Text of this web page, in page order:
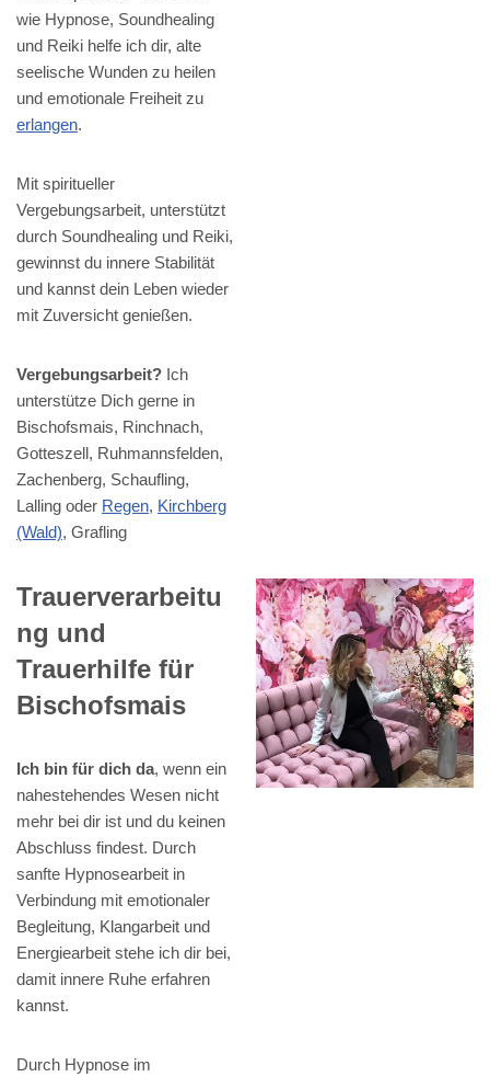
wie Hypnose, Soundhealing
und Reiki helfe ich dir, alte
seelische Wunden zu heilen
und emotionale Freiheit zu
erlangen.
Mit spiritueller
Vergebungsarbeit, unterstützt
durch Soundhealing und Reiki,
gewinnst du innere Stabilität
und kannst dein Leben wieder
mit Zuversicht genießen.
Vergebungsarbeit? Ich
unterstütze Dich gerne in
Bischofsmais, Rinchnach,
Gotteszell, Ruhmannsfelden,
Zachenberg, Schaufling,
Lalling oder Regen, Kirchberg
(Wald), Grafling
Trauerverarbeitu
ng und
Trauerhilfe für
Bischofsmais
Ich bin für dich da, wenn ein
nahestehendes Wesen nicht
mehr bei dir ist und du keinen
Abschluss findest. Durch
sanfte Hypnosearbeit in
Verbindung mit emotionaler
Begleitung, Klangarbeit und
Energiearbeit stehe ich dir bei,
damit innere Ruhe erfahren
kannst.
Durch Hypnose im